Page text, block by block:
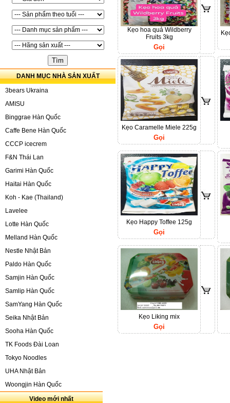
DANH MỤC NHÀ SẢN XUẤT
3bears Ukraina
AMISU
Binggrae Hàn Quốc
Caffe Bene Hàn Quốc
CCCP icecrem
F&N Thái Lan
Garimi Hàn Quốc
Haitai Hàn Quốc
Koh - Kae (Thailand)
Lavelee
Lotte Hàn Quốc
Melland Hàn Quốc
Nestle Nhật Bản
Paldo Hàn Quốc
Samjin Hàn Quốc
Samlip Hàn Quốc
SamYang Hàn Quốc
Seika Nhật Bản
Sooha Hàn Quốc
TK Foods Đài Loan
Tokyo Noodles
UHA Nhật Bản
Woongjin Hàn Quốc
Video mới nhất
Kẹo hoa quả Wildberry
Fruits 3kg
Gọi
Kẹo Caramelle Miele 225g
Gọi
Kẹo Happy Toffee 125g
Gọi
Kẹo Liking mix
Gọi